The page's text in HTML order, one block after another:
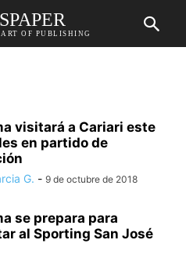
OF PUBLISHING
visitará a Cariari este
en partido de
G. - 9 de octubre de 2018
se prepara para
al Sporting San José